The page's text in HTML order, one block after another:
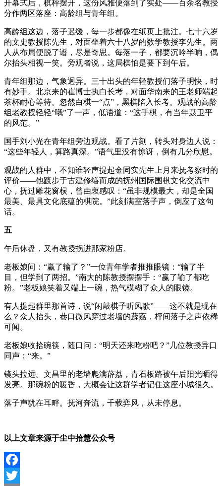
开幕式后，棋枰摆开，这份风雅便落到了实处——百余名教授
分作两区落座：高龄组与青年组。
高龄组这边，落子迟缓，每一步都像在纸页上批注。七十六岁
的文史教授陈先生，对面坐着六十八岁的数学教授李先生。两
人从布局便脱了谱，尽是奇思。每落一子，都要沉吟半晌，偶
尔抬头相视一笑。旁观者说，这局棋怕是要下到午后。
青年组那边，气象迥异。三十出头的年轻教授们落子明快，时
有妙手。北京来的崔博士执白长考，对面华南来的王老师端起
茶杯耐心等待。忽然白棋一“点”，黑棋陷入长考。观战的高龄
组老教授轻轻“哦”了一声，低语道：“这手棋，有当年聂卫平
的风范。”
国手刘小光在青年组旁边观战。看了片刻，转头对身边人说：
“这些年轻人，算路真深。”语气里没有惊讶，倒有几分欣慰。
观战的人群中，不知谁轻声提起金同实先生上月来抚考察时的
评价——他踱步于古建修缮而成的抚州国际围棋文化交流中
心，抚过雕花窗棂，曾由衷感叹：“虽非规模最大，却是全国
最美、最具文化底蕴的棋院。”此刻满室落子声，倒应了这句
话。
五
午后休盘，又有教授拐进那家粉店。
老板娘问：“赢了输了？”一位青年学者推推眼镜：“输了半
目，但学到了两招。”南大的陈教授摆摆手：“赢了输了都吃
粉。”老板娘笑着又端上一碗，热气模糊了众人的眼镜。
有人提起群里那首诗，说“闲敲棋子听风歌”——这不就是现在
么？众人抬头，巷口微风穿过老墙的薜荔，枰间落子之声依稀
可闻。
老板娘收拾碗筷，随口问：“明天还来吃粉吧？”几位教授异口
同声：“来。”
镜头拉远。文昌里的老墙爬满薜荔，青石板路被午后阳光晒得
发亮。那碗粉的暖香，大概会让这群学者记住这座小城很久。
落子声犹在耳畔。抚河奔流，千载弈风，从未停息。
以上文章来源于尘中拾慧公众号
Facebook